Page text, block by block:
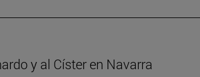
y al Císter en Navarra